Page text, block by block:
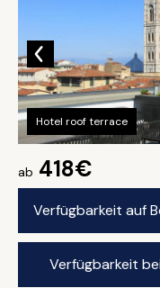
ab 418€
Verfügbarkeit auf
Verfügbarkeit
Hotel roof terrace